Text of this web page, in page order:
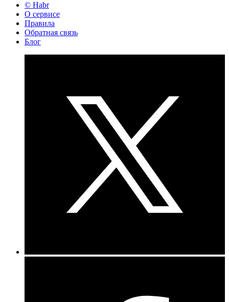
© Habr
О сервисе
Правила
Обратная связь
Блог